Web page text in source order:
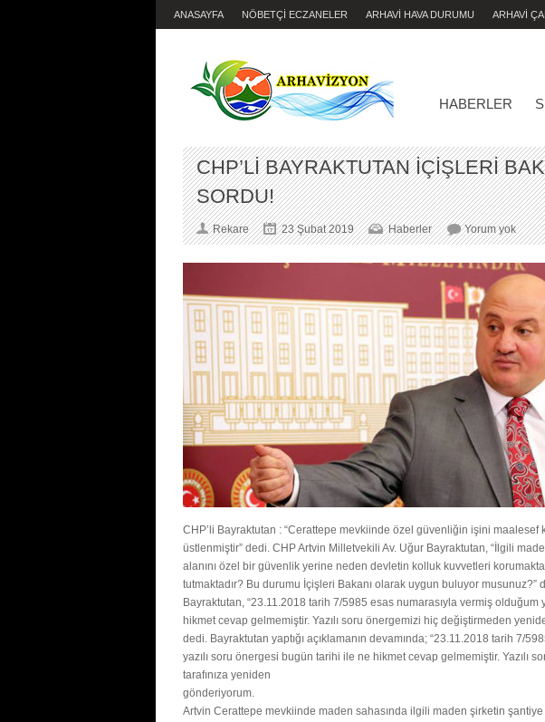
ANASAYFA NÖBETÇİ ECZANELER ARHAVİ HAVA DURUMU ARHAVİ
HABERLER
CHP’Lİ BAYRAKTUTAN İÇİŞLERİ
SORDU!
Rekare 23 Şubat 2019 Haberler Yorum yok
CHP’li Bayraktutan : “Cerattepe mevkiinde özel güvenliğin işini maalesef
üstlenmiştir” dedi. CHP Artvin Milletvekili Av. Uğur Bayraktutan, “İlgili
alanını özel bir güvenlik yerine neden devletin kolluk kuvvetleri
tutmaktadır? Bu durumu İçişleri Bakanı olarak uygun buluyor musunuz?”
Bayraktutan, “23.11.2018 tarih 7/5985 esas numarasıyla vermiş olduğum
hikmet cevap gelmemiştir. Yazılı soru önergemizi hiç değiştirmeden
dedi. Bayraktutan yaptığı açıklamanın devamında; “23.11.2018 tarih 7/
yazılı soru önergesi bugün tarihi ile ne hikmet cevap gelmemiştir. Yazılı
tarafınıza yeniden
gönderiyorum.
Artvin Cerattepe mevkiinde maden sahasında ilgili maden şirketin